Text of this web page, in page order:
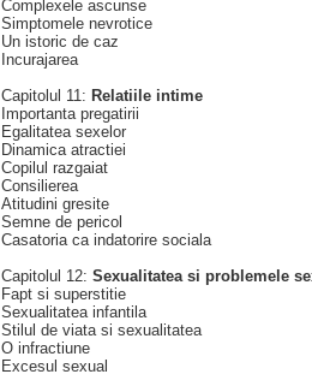
Complexele ascunse
Simptomele nevrotice
Un istoric de caz
Incurajarea
Capitolul 11: Relatiile intime
Importanta pregatirii
Egalitatea sexelor
Dinamica atractiei
Copilul razgaiat
Consilierea
Atitudini gresite
Semne de pericol
Casatoria ca indatorire sociala
Capitolul 12: Sexualitatea si problemele
Fapt si superstitie
Sexualitatea infantila
Stilul de viata si sexualitatea
O infractiune
Excesul sexual